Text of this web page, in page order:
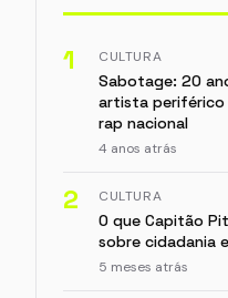
1 CULTURA
Sabotage: 20
artista periférico
rap nacional
4 anos atrás
2 CULTURA
O que Capitão
sobre cidadania
5 meses atrás